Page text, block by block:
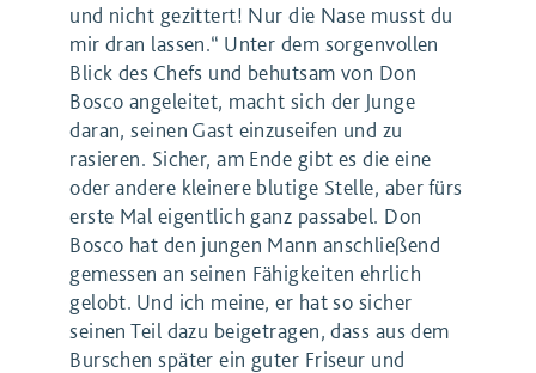
und nicht gezittert! Nur die Nase musst du
mir dran lassen.“ Unter dem sorgenvollen
Blick des Chefs und behutsam von Don
Bosco angeleitet, macht sich der Junge
daran, seinen Gast einzuseifen und zu
rasieren. Sicher, am Ende gibt es die eine
oder andere kleinere blutige Stelle, aber fürs
erste Mal eigentlich ganz passabel. Don
Bosco hat den jungen Mann anschließend
gemessen an seinen Fähigkeiten ehrlich
gelobt. Und ich meine, er hat so sicher
seinen Teil dazu beigetragen, dass aus dem
Burschen später ein guter Friseur und